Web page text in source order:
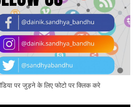
पर जुड़ने के लिए फोटो पर क्लिक करे